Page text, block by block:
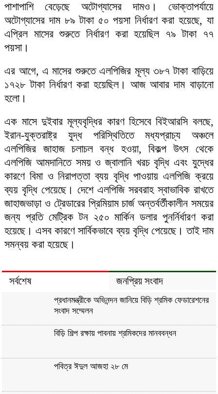
পাশাপাশি বেড়েছে অটোগ্যাসের দামও। ভোক্তাপর্যায়ে
অটোগ্যাসের দাম ৮৯ টাকা ৫০ পয়সা নির্ধারণ করা হয়েছে, যা
এপ্রিল মাসের শুরুতে নির্ধারণ করা হয়েছিল ৭৯ টাকা ৭৭
পয়সা।
এর আগে, এ মাসের শুরুতে এলপিজির মূল্য ৩৮৭ টাকা বাড়িয়ে
১৭২৮ টাকা নির্ধারণ করা হয়েছিল। আজ আবার দাম বাড়ানো
হলো।
এক মাসে দুইবার মূল্যবৃদ্ধির কারণ হিসেবে বিইআরসি বলছে,
ইরান-যুক্তরাষ্ট্র যুদ্ধ পরিস্থিতিতে মধ্যপ্রাচ্য অঞ্চলে
এলপিজির জাহাজ চলাচল বন্ধ হওয়া, বিকল্প উৎস থেকে
এলপিজি আমদানিতে সময় ও জ্বালানি খরচ বৃদ্ধি এবং যুদ্ধের
কারণে বিমা ও নিরাপত্তা ব্যয় বৃদ্ধি পাওয়ায় এলপিজি ক্রয়ে
ব্যয় বৃদ্ধি পেয়েছে। দেশে এলপিজি সরবরাহ স্বাভাবিক রাখতে
জাহাজভাড়া ও ট্রেডারের প্রিমিয়াম চার্জ অন্তর্বর্তীকালীন সময়ের
জন্য প্রতি মেট্রিক টন ২৫০ মার্কিন ডলার পুনর্নির্ধারণ করা
হয়েছে। এসব কারণে সার্বিকভাবে ব্যয় বৃদ্ধি পেয়েছে। তাই দাম
সমন্বয় করা হয়েছে।
সর্বশেষ জনপ্রিয় সংবাদ
প্রধানমন্ত্রীকে অভিনন্দন জানিয়ে বিড়ি শ্রমিক ফেডারেশনের
সংবাদ সম্মেলন
বিড়ি শিল্প রক্ষায় পাবনায় শ্রমিকদের মানববন্ধন
পবিত্র ঈদুল আজহা ২৮ মে